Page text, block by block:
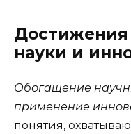
Достижения
науки и
Обогащение
применение
понятия,